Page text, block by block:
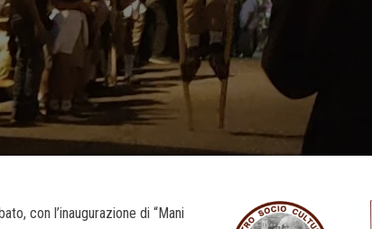
con l’inaugurazione di “Mani